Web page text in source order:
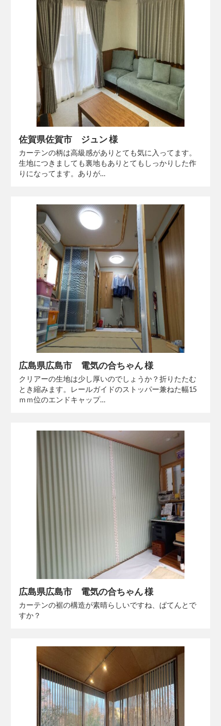
佐賀県佐賀市 ジュン 様
カーテンの柄は高級感がありとても気に入ってます。
生地につきましても裏地もありとてもしっかりした作
りになってます。ありが…
広島県広島市 電気の合ちゃん 様
クリアーの生地は少し厚いのでしょうか？折りたたむ
とき縮みます。レールガイドのストッパー兼ねた幅15
ｍｍ位のエンドキャップ…
広島県広島市 電気の合ちゃん 様
カーテンの裾の構造が素晴らしいですね、ぱてんとで
すか？